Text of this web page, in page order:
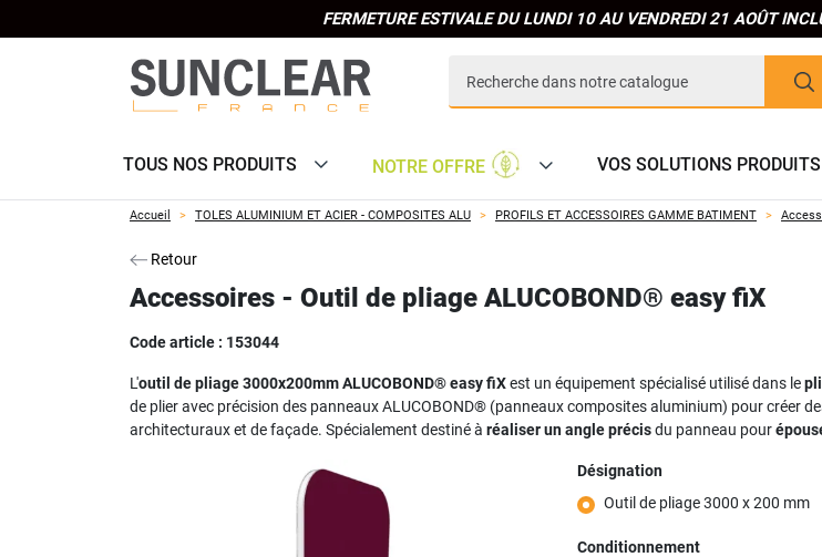
FERMETURE ESTIVALE DU LUNDI 10 AU VENDREDI 21 AOÛT
TOUS NOS PRODUITS NOTRE OFFRE VOS SOLUTIONS PRODUITS
Accueil TOLES ALUMINIUM ET ACIER - COMPOSITES ALU PROFILS ET ACCESSOIRES GAMME BATIMENT
Retour
Accessoires - Outil de pliage ALUCOBOND® easy fiX
Code article : 153044
L'outil de pliage 3000x200mm ALUCOBOND® easy fiXest un équipement spécialisé utilisé dans le
de plier avec précision des panneaux ALUCOBOND® (panneaux composites aluminium) pour créer
architecturaux et de façade. Spécialement destiné à réaliser un angle précisdu panneau pour
Désignation
Outil de pliage 3000 x 200 mm
Conditionnement